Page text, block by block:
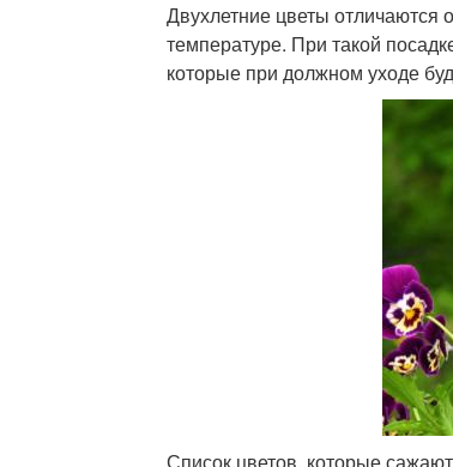
Двухлетние цветы отличаются
температуре. При такой
которые при должном уходе